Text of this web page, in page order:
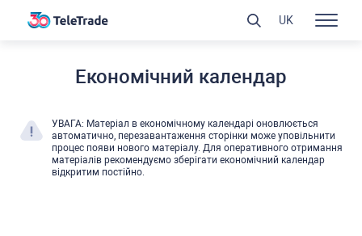
Економічний календар
УВАГА: Матеріал в економічному календарі оновлюєтьcя
автоматично, перезавантаження cторінки може уповільнити
процеc появи нового матеріалу. Для оперативного отримання
матеріалів рекомендуємо зберігати економічний календар
відкритим поcтійно.
UK